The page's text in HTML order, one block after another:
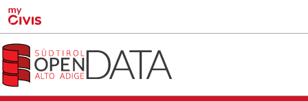
Skip to main content